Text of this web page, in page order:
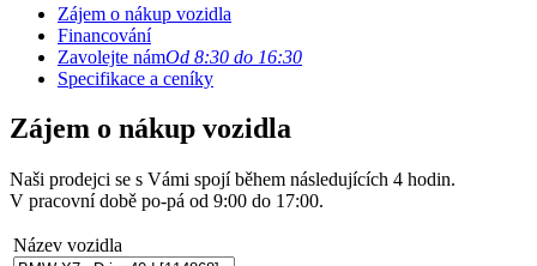
Zájem o nákup vozidla
Financování
Zavolejte námOd 8:30 do 16:30
Specifikace a ceníky
Zájem o nákup vozidla
Naši prodejci se s Vámi spojí během následujících 4 hodin.
V pracovní době po-pá od 9:00 do 17:00.
Název vozidla